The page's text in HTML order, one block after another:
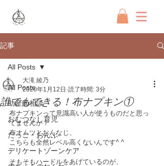
記事
All Posts
助産師相談
おむつなし育児
だっこ・おんぶ
デリケートゾーンケア
All Posts
誰でもできる！布ナプキン①
大滝 綾乃
2020年1月12日 読了時間: 3分
布ナプキンって意識高い人が使うものだと思っ
てませんか？﻿
布オムツとおんなじ、﻿
こちらも全然レベル高くないんです^ ^﻿
そもそもハードルをあげているのが、﻿